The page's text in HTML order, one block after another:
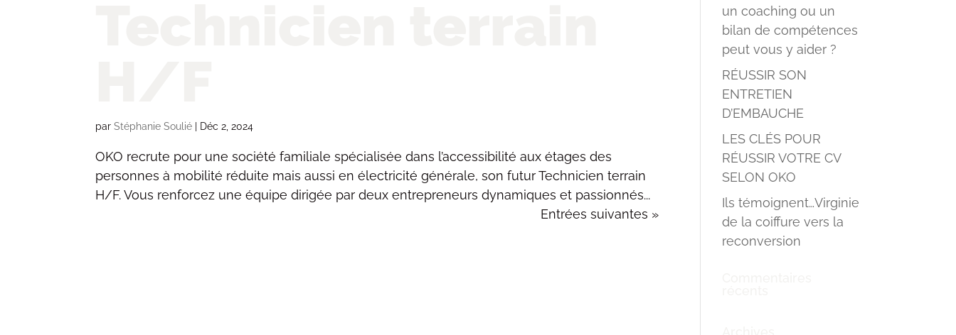
parStéphanie Soulié Déc 2, 2024
OKO recrute pour une société familiale spécialisée dans l’accessibilité aux étages des
personnes à mobilité réduite mais aussi en électricité générale, son futur Technicien terrain
H/F. Vous renforcez une équipe dirigée par deux entrepreneurs dynamiques et passionnés...
Entrées suivantes »
un coaching ou un
bilan de compétences
peut vous y aider ?
RÉUSSIR SON
ENTRETIEN
D’EMBAUCHE
LES CLÉS POUR
RÉUSSIR VOTRE CV
SELON OKO
Ils témoignent…Virginie
de la coiffure vers la
reconversion